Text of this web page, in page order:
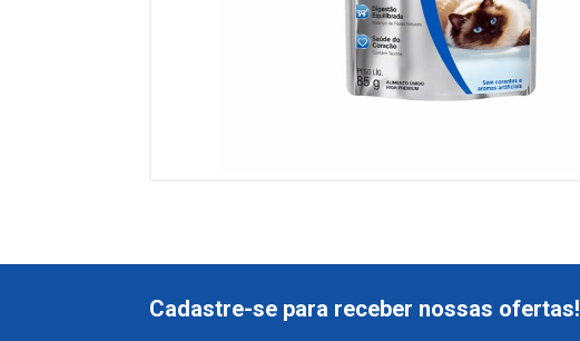
Cadastre-se para receber nossas ofertas!